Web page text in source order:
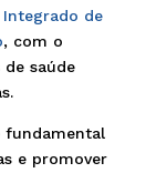
Integrado de
, com o
saúde
fundamental
e promover